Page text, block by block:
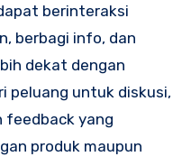
berinteraksi
berbagi info, dan
dekat dengan
peluang untuk diskusi,
feedback yang
produk maupun